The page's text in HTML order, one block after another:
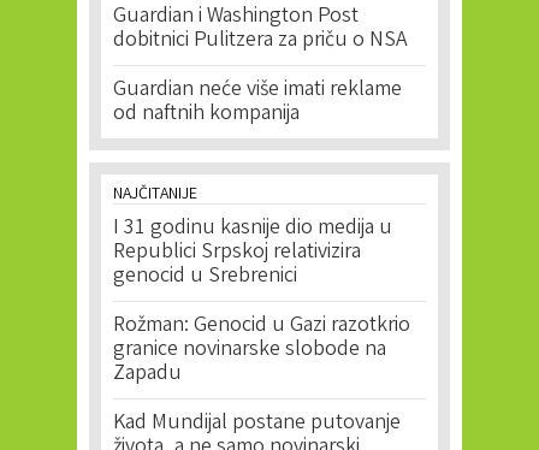
Guardian i Washington Post
dobitnici Pulitzera za priču o NSA
Guardian neće više imati reklame
od naftnih kompanija
NAJČITANIJE
I 31 godinu kasnije dio medija u
Republici Srpskoj relativizira
genocid u Srebrenici
Rožman: Genocid u Gazi razotkrio
granice novinarske slobode na
Zapadu
Kad Mundijal postane putovanje